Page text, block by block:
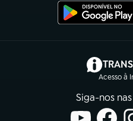
Acesso à
Siga-nos